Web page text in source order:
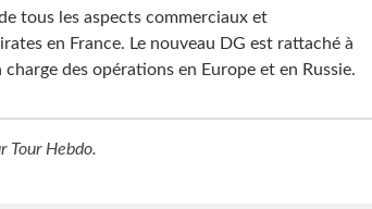
tous les aspects commerciaux et
en France. Le nouveau DG est rattaché à
des opérations en Europe et en Russie.
Tour Hebdo.